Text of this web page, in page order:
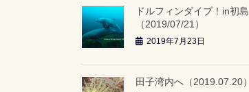
ドルフィンダイブ！in初島
（2019/07/21）
2019年7月23日
田子湾内へ（2019.07.20）